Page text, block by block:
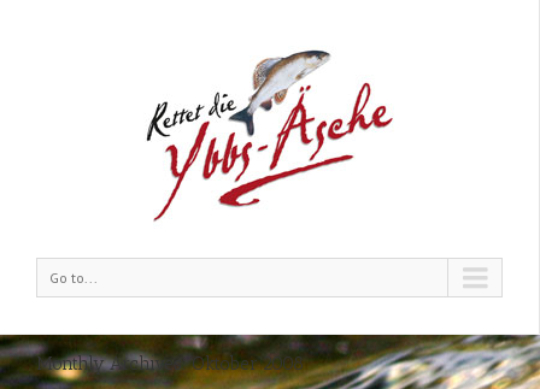
Go to...
Monthly Archives:Oktober 2008